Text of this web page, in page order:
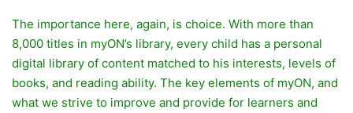
The importance here, again, is choice. With more than
8,000 titles in myON’s library, every child has a personal
digital library of content matched to his interests, levels of
books, and reading ability. The key elements of myON, and
what we strive to improve and provide for learners and